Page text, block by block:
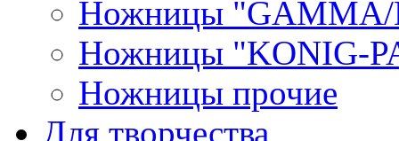
Ножницы "GAMMA/
Ножницы "KONIG-
Ножницы прочие
Для творчества